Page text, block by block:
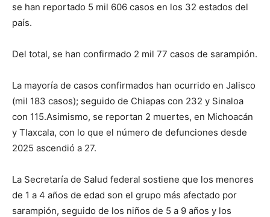
se han reportado 5 mil 606 casos en los 32 estados del
país.
Del total, se han confirmado 2 mil 77 casos de sarampión.
La mayoría de casos confirmados han ocurrido en Jalisco
(mil 183 casos); seguido de Chiapas con 232 y Sinaloa
con 115.Asimismo, se reportan 2 muertes, en Michoacán
y Tlaxcala, con lo que el número de defunciones desde
2025 ascendió a 27.
La Secretaría de Salud federal sostiene que los menores
de 1 a 4 años de edad son el grupo más afectado por
sarampión, seguido de los niños de 5 a 9 años y los